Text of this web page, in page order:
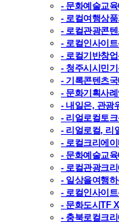
- 문화예술교
- 로컬여행상
- 로컬관광콘
- 로컬인사이
- 로컬기반창
- 청주시시민
- 기록콘텐츠
- 문화기획사
- 내일은, 관광
- 리얼로컬토
- 리얼로컬, 리
- 로컬크리에
- 문화예술교
- 로컬관광크
- 일상을여행
- 로컬인사이
- 문화도시TF
- 충북로컬크